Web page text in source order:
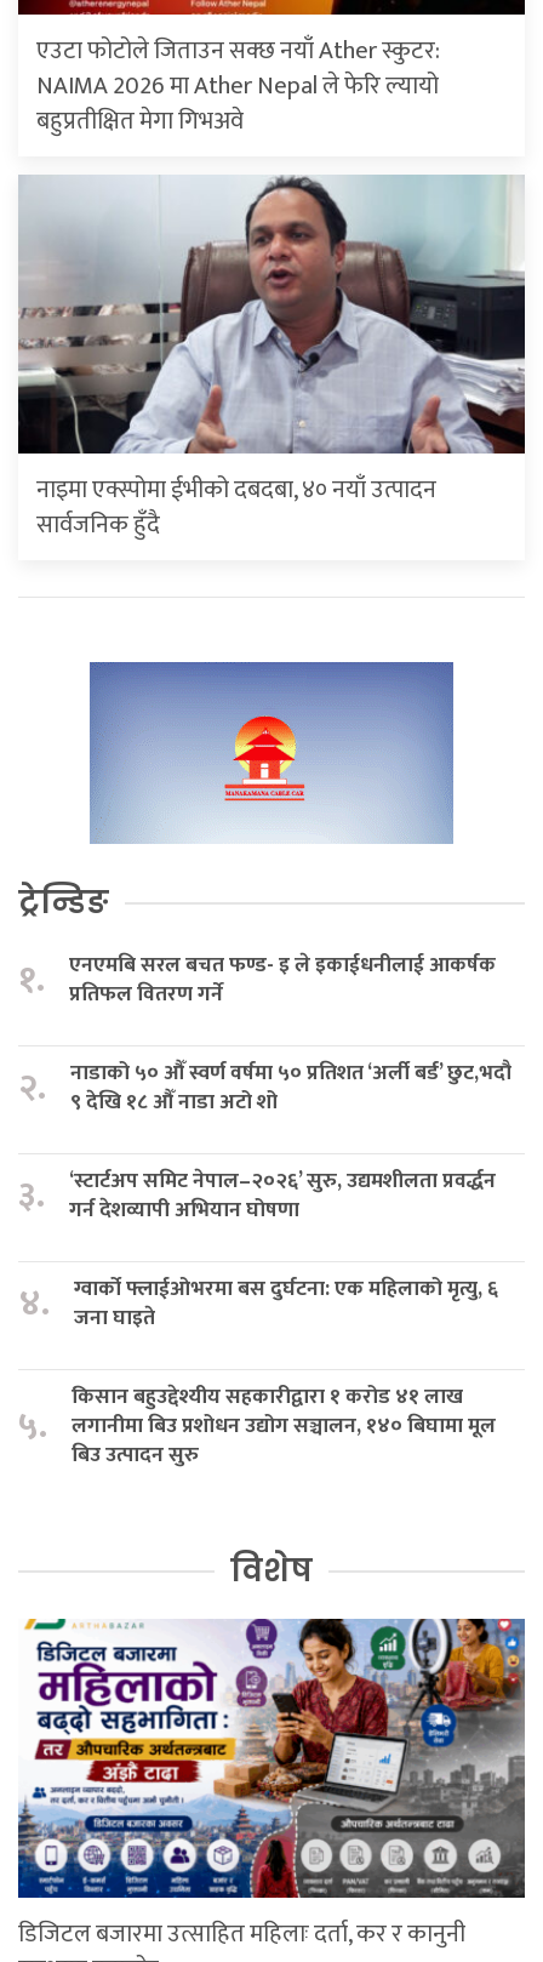
एउटा फोटोले जिताउन सक्छ नयाँ Ather स्कुटर:
NAIMA 2026 मा Ather Nepal ले फेरि ल्यायो
बहुप्रतीक्षित मेगा गिभअवे
नाइमा एक्स्पोमा ईभीको दबदबा, ४० नयाँ उत्पादन
सार्वजनिक हुँदै
ट्रेन्डिङ
१.
एनएमबि सरल बचत फण्ड- इ ले इकाईधनीलाई आकर्षक
प्रतिफल वितरण गर्ने
२.
नाडाको ५० औँ स्वर्ण वर्षमा ५० प्रतिशत ‘अर्ली बर्ड’ छुट,भदौ
९ देखि १८ औँ नाडा अटो शो
३.
‘स्टार्टअप समिट नेपाल–२०२६’ सुरु, उद्यमशीलता प्रवर्द्धन
गर्न देशव्यापी अभियान घोषणा
४.
ग्वार्को फ्लाईओभरमा बस दुर्घटना: एक महिलाको मृत्यु, ६
जना घाइते
५.
किसान बहुउद्देश्यीय सहकारीद्वारा १ करोड ४१ लाख
लगानीमा बिउ प्रशोधन उद्योग सञ्चालन, १४० बिघामा मूल
बिउ उत्पादन सुरु
विशेष
डिजिटल बजारमा उत्साहित महिलाः दर्ता, कर र कानुनी